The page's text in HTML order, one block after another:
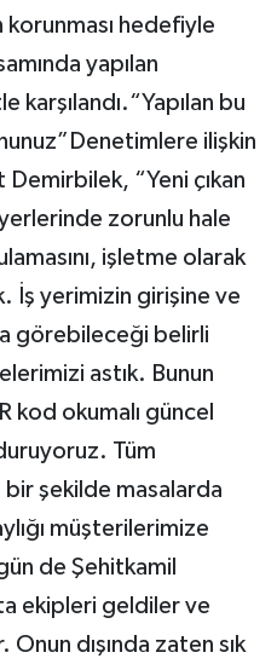
hedefiyle
yapılan
bu
ilişkin
“Yeni çıkan
zorunlu hale
işletme olarak
İş yerimizin girişine ve
görebileceği belirli
astık. Bunun
kod okumalı güncel
Tüm
şekilde masalarda
müşterilerimize
de Şehitkamil
ekipleri geldiler ve
dışında zaten sık